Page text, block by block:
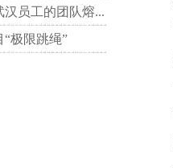
汉员工的团队熔...
“极限跳绳”